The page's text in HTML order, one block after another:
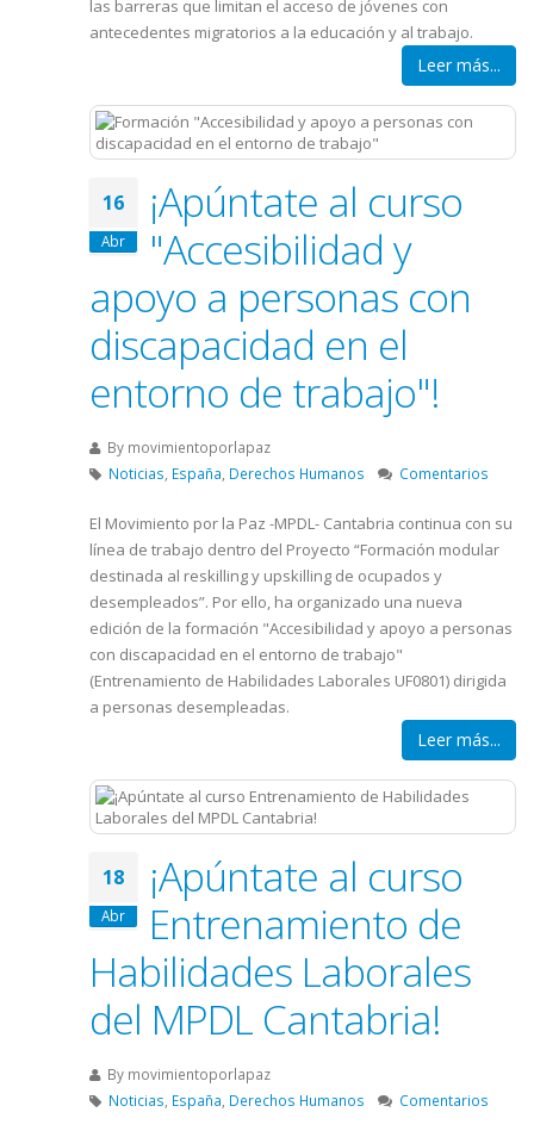
las barreras que limitan el acceso de jóvenes con
antecedentes migratorios a la educación y al trabajo.
Leer más...
16
Abr
¡Apúntate al curso
"Accesibilidad y
apoyo a personas con
discapacidad en el
entorno de trabajo"!
By movimientoporlapaz
Noticias España Derechos Humanos Comentarios
El Movimiento por la Paz -MPDL- Cantabria continua con su
línea de trabajo dentro del Proyecto “Formación modular
destinada al reskilling y upskilling de ocupados y
desempleados”. Por ello, ha organizado una nueva
edición de la formación "Accesibilidad y apoyo a personas
con discapacidad en el entorno de trabajo"
(Entrenamiento de Habilidades Laborales UF0801) dirigida
a personas desempleadas.
Leer más...
18
Abr
¡Apúntate al curso
Entrenamiento de
Habilidades Laborales
del MPDL Cantabria!
By movimientoporlapaz
Noticias España Derechos Humanos Comentarios